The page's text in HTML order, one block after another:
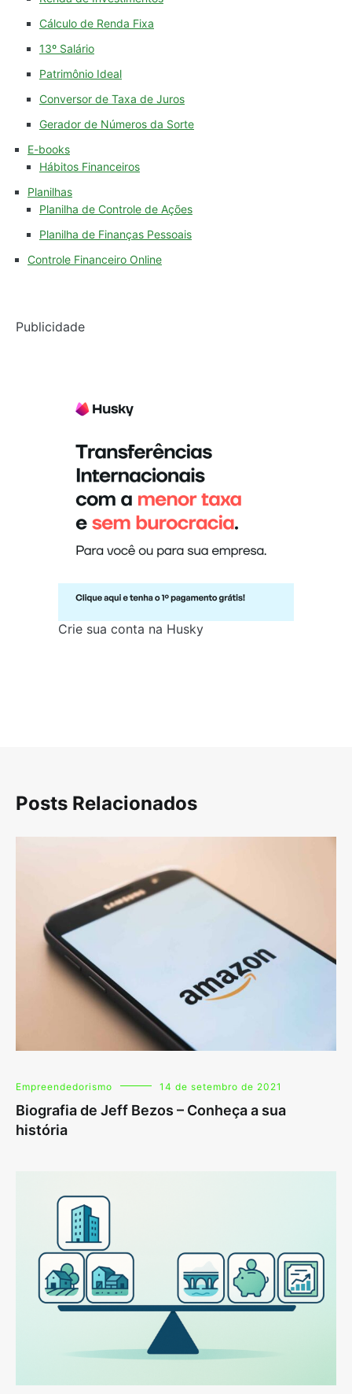
Cálculo de Renda Fixa
13º Salário
Patrimônio Ideal
Conversor de Taxa de Juros
Gerador de Números da Sorte
E-books
Hábitos Financeiros
Planilhas
Planilha de Controle de Ações
Planilha de Finanças Pessoais
Controle Financeiro Online
Publicidade
Crie sua conta na Husky
Posts Relacionados
Empreendedorismo 14 de setembro de 2021
Biografia de Jeff Bezos – Conheça a sua
história